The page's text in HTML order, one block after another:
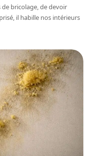
bricolage, de devoir
il habille nos intérieurs